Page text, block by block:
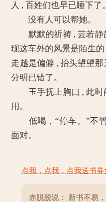
人 , 百姓们也早已睡下了。
没有人可以帮她。
默默的祈祷 , 芸若静
现这车外的风景是陌生
走越是偏僻 , 抬头望望
分明已错了。
玉手抚上胸口 , 此时
用。
低喝，“停车。”不管
面对。
点我，点我，点我送书券
赤脱脱说： 新书不易